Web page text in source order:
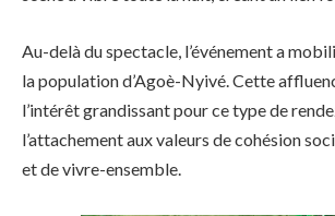
Au-delà du spectacle, l’événement a
la population d’Agoè-Nyivé. Cette
l’intérêt grandissant pour ce type de
l’attachement aux valeurs de cohésion
et de vivre-ensemble.